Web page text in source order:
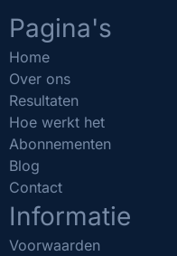
Pagina's
Home
Over ons
Resultaten
Hoe werkt het
Abonnementen
Blog
Contact
Informatie
Voorwaarden